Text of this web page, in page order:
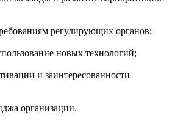
регулирующих органов;
новых технологий;
и заинтересованности
организации.